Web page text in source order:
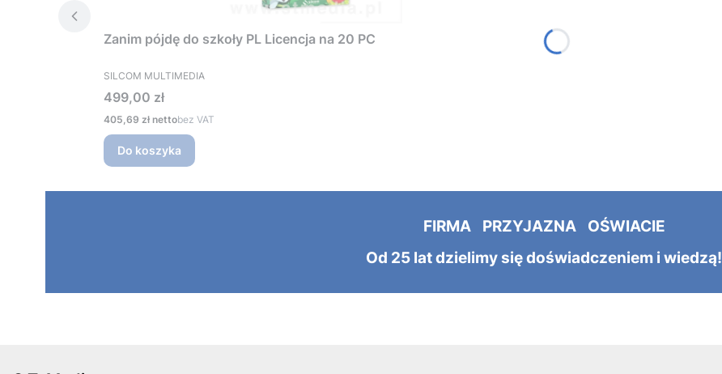
Zanim pójdę do szkoły PL Licencja na 20 PC
PRODUCENT
SILCOM MULTIMEDIA
Cena
499,00 zł
Cena
405,69 zł bez VAT
Do koszyka
FIRMA PRZYJAZNA OŚWIACIE
Od 25 lat dzielimy się doświadczeniem i wiedzą!